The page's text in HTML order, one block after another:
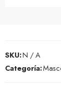
SKU:N / A
Categoría: